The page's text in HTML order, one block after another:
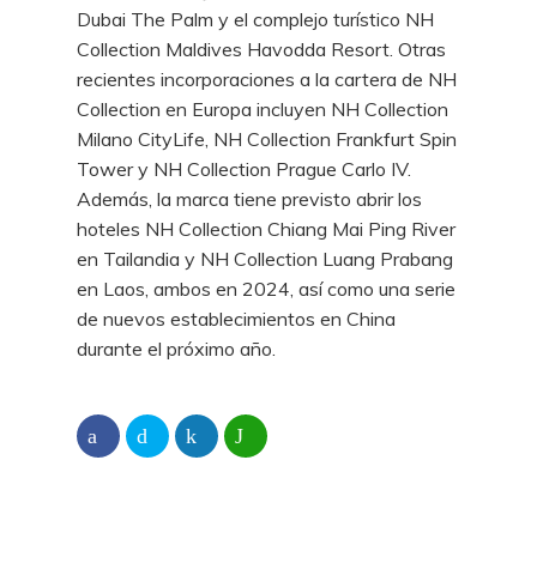
Dubai The Palm y el complejo turístico NH
Collection Maldives Havodda Resort. Otras
recientes incorporaciones a la cartera de NH
Collection en Europa incluyen NH Collection
Milano CityLife, NH Collection Frankfurt Spin
Tower y NH Collection Prague Carlo IV.
Además, la marca tiene previsto abrir los
hoteles NH Collection Chiang Mai Ping River
en Tailandia y NH Collection Luang Prabang
en Laos, ambos en 2024, así como una serie
de nuevos establecimientos en China
durante el próximo año.